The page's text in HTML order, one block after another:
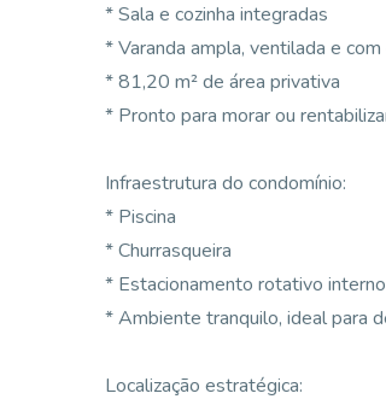
* Sala e cozinha integradas
* Varanda ampla, ventilada e
* 81,20 m² de área privativa
* Pronto para morar ou
Infraestrutura do condomínio:
* Piscina
* Churrasqueira
* Estacionamento rotativo interno
* Ambiente tranquilo, ideal para
Localização estratégica: